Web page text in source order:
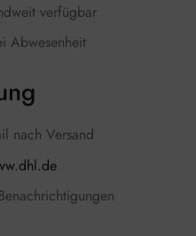
verfügbar
Abwesenheit
nach Versand